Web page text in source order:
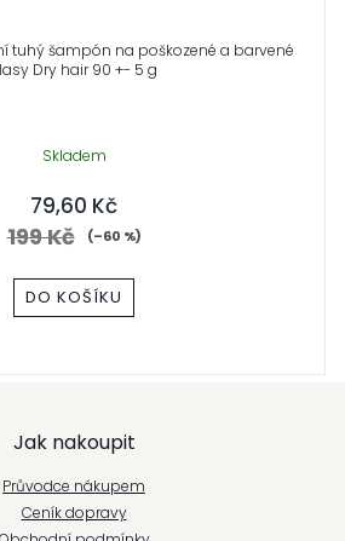
tuhý šampón na poškozené a barvené
Dry hair 90 +- 5 g
Skladem
79,60 Kč
199 Kč (–60 %)
DO KOŠÍKU
Jak nakoupit
Průvodce nákupem
Ceník dopravy